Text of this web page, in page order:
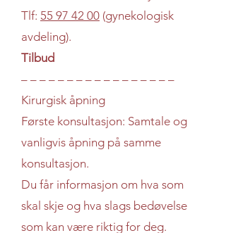
Tlf: 55 97 42 00 (gynekologisk
avdeling).
Tilbud
– – – – – – – – – – – – – – – – –
Kirurgisk åpning
Første konsultasjon: Samtale og
vanligvis åpning på samme
konsultasjon.
Du får informasjon om hva som
skal skje og hva slags bedøvelse
som kan være riktig for deg.